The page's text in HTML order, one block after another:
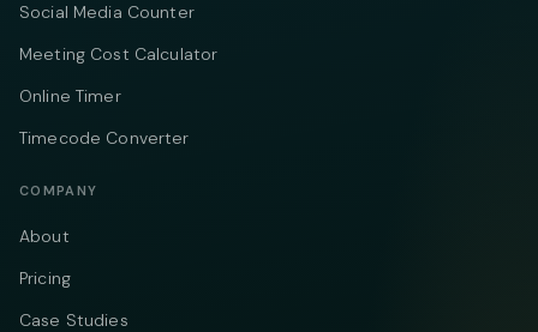
Social Media Counter
Meeting Cost Calculator
Online Timer
Timecode Converter
COMPANY
About
Pricing
Case Studies